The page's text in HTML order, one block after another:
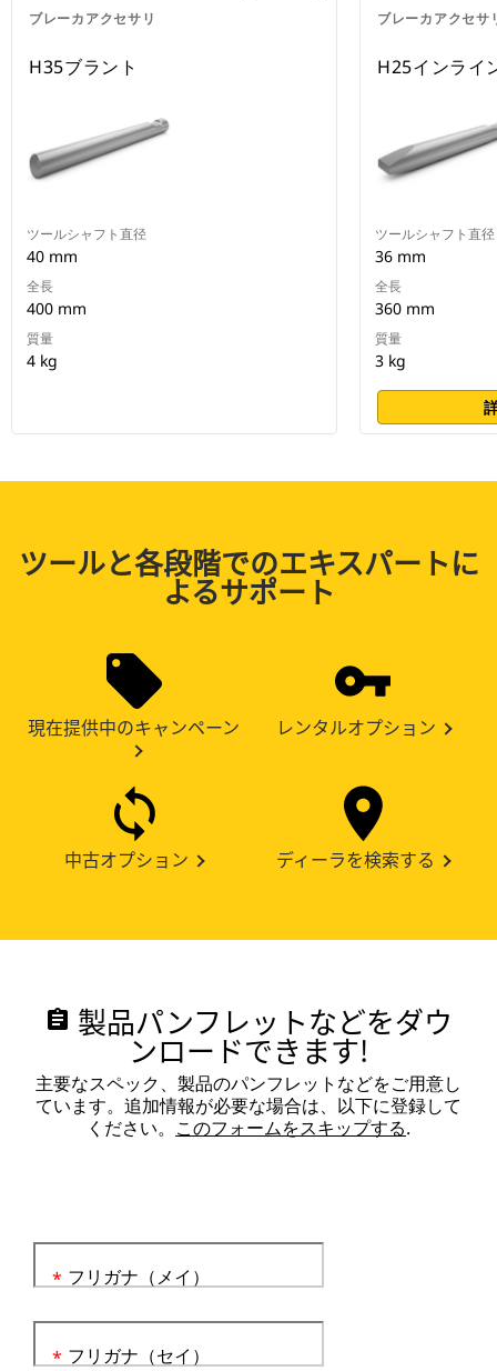
ブレーカアクセサリ
H35ブラント
ツールシャフト直径
40 mm
全長
400 mm
質量
4 kg
ブレーカアクセサ
H25インライ
ツールシャフト直径
36 mm
全長
360 mm
質量
3 kg
ツールと各段階でのエキスパートに
よるサポート
現在提供中のキャンペーン レンタルオプション
中古オプション ディーラを検索する
assignment 製品パンフレットなどをダウ
ンロードできます!
主要なスペック、製品のパンフレットなどをご用意し
ています。追加情報が必要な場合は、以下に登録して
ください。 このフォームをスキップする.
フリガナ（メイ）
*
フリガナ（セイ）
*